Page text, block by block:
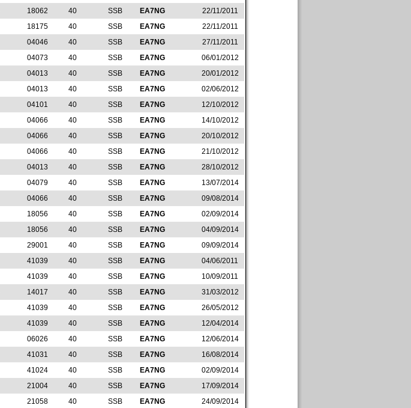
18062 40 SSB EA7NG
22/11/2011
18175 40 SSB EA7NG
22/11/2011
04046 40 SSB EA7NG
27/11/2011
04073 40 SSB EA7NG
06/01/2012
04013 40 SSB EA7NG
20/01/2012
04013 40 SSB EA7NG
02/06/2012
04101 40 SSB EA7NG
12/10/2012
04066 40 SSB EA7NG
14/10/2012
04066 40 SSB EA7NG
20/10/2012
04066 40 SSB EA7NG
21/10/2012
04013 40 SSB EA7NG
28/10/2012
04079 40 SSB EA7NG
13/07/2014
04066 40 SSB EA7NG
09/08/2014
18056 40 SSB EA7NG
02/09/2014
18056 40 SSB EA7NG
04/09/2014
29001 40 SSB EA7NG
09/09/2014
41039 40 SSB EA7NG
04/06/2011
41039 40 SSB EA7NG
10/09/2011
14017 40 SSB EA7NG
31/03/2012
41039 40 SSB EA7NG
26/05/2012
41039 40 SSB EA7NG
12/04/2014
06026 40 SSB EA7NG
12/06/2014
41031 40 SSB EA7NG
16/08/2014
41024 40 SSB EA7NG
02/09/2014
21004 40 SSB EA7NG
17/09/2014
21058 40 SSB EA7NG
24/09/2014